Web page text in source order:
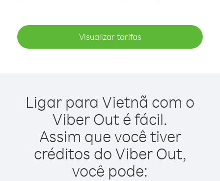
Visualizar tarifas
Ligar para Vietnã com o
Viber Out é fácil.
Assim que você tiver
créditos do Viber Out,
você pode: